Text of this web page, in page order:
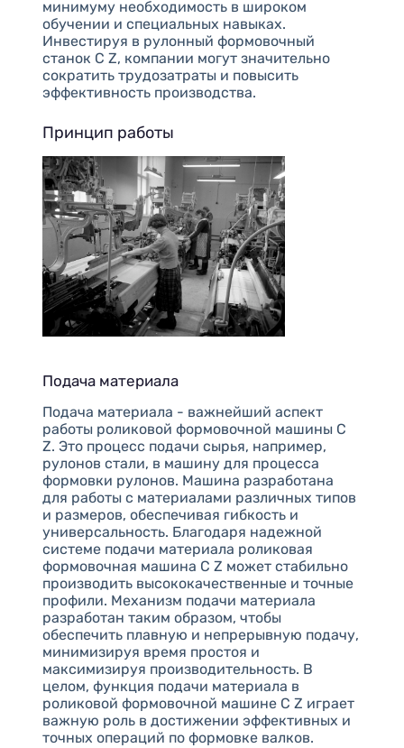
минимуму необходимость в широком
обучении и специальных навыках.
Инвестируя в рулонный формовочный
станок C Z, компании могут значительно
сократить трудозатраты и повысить
эффективность производства.
Принцип работы
Подача материала
Подача материала - важнейший аспект
работы роликовой формовочной машины C
Z. Это процесс подачи сырья, например,
рулонов стали, в машину для процесса
формовки рулонов. Машина разработана
для работы с материалами различных типов
и размеров, обеспечивая гибкость и
универсальность. Благодаря надежной
системе подачи материала роликовая
формовочная машина C Z может стабильно
производить высококачественные и точные
профили. Механизм подачи материала
разработан таким образом, чтобы
обеспечить плавную и непрерывную подачу,
минимизируя время простоя и
максимизируя производительность. В
целом, функция подачи материала в
роликовой формовочной машине C Z играет
важную роль в достижении эффективных и
точных операций по формовке валков.